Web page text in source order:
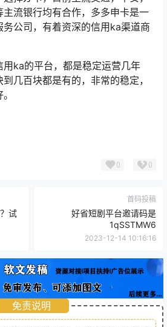
流银行均有合作，多多申卡是一
公司，有着资深的信用ka渠道商
用ka的平台，都是稳定运营几年
几百块都是有的，非常的稳定，
0 0
试
首码投稿
好省短剧平台邀请码是
1qSSTMW6
2023-12-14 10:16:16
免责说明